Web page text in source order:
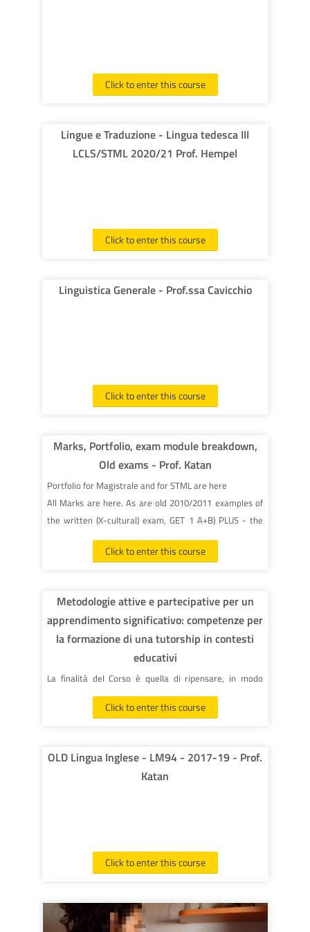
Click to enter this course
Lingue e Traduzione - Lingua tedesca III
LCLS/STML 2020/21 Prof. Hempel
Click to enter this course
Linguistica Generale - Prof.ssa Cavicchio
Click to enter this course
Marks, Portfolio, exam module breakdown,
Old exams - Prof. Katan
Portfolio for Magistrale and for STML are here
All Marks are here. As are old 2010/2011 examples of
the written (X-cultural) exam, GET 1 A+B) PLUS - the
examinable modules for each exam, and for each year
for each exam (work in progress!)
Click to enter this course
Metodologie attive e partecipative per un
apprendimento significativo: competenze per
la formazione di una tutorship in contesti
educativi
La finalità del Corso è quella di ripensare, in modo
critico, i presupposti paradigmatici caratterizzanti la
relazione educativa:
senso;
le metodologie attive e partecipative.
Organizzazione corso
l’acquisizione di CFU nei settori scientifico disciplinari di
Pedagogia (M/Ped) e Filosofia (M/Fil) previsti dal
Click to enter this course
OLD Lingua Inglese - LM94 - 2017-19 - Prof.
Katan
Click to enter this course